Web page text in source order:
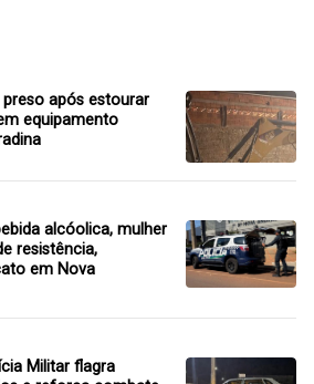
após estourar
equipamento
alcóolica, mulher
resistência,
em Nova
Militar flagra